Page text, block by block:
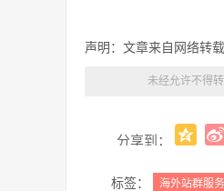
声明：文章来自网络转
未经允许不得
分享到：
标签： 海外站群服